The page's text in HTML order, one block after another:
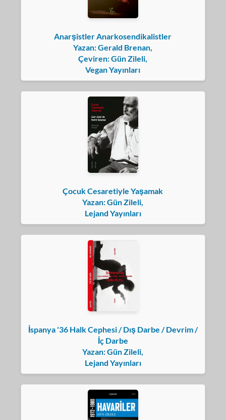
Anarşistler Anarkosendikalistler
Yazan: Gerald Brenan,
Çeviren: Gün Zileli,
Vegan Yayınları
Çocuk Cesaretiyle Yaşamak
Yazan: Gün Zileli,
Lejand Yayınları
İspanya '36 Halk Cephesi / Dış Darbe / Devrim /
İç Darbe
Yazan: Gün Zileli,
Lejand Yayınları